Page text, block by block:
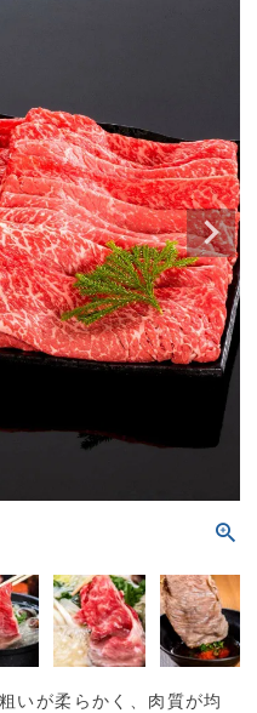
いが柔らかく、肉質が均